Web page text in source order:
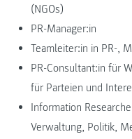
(NGOs)
PR-Manager:in
Teamleiter:in in PR-,
PR-Consultant:in für
für Parteien und
Information
Verwaltung, Politik,